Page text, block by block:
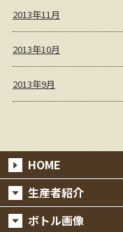
2013年11月
2013年10月
2013年9月
HOME
生産者紹介
ボトル画像